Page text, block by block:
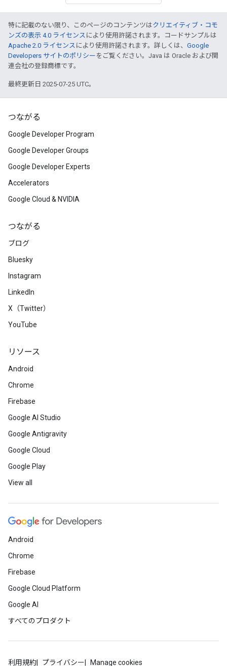
特に記載のない限り、このページのコンテンツはクリエイティブ・コモ
ンズの表示 4.0 ライセンス により使用許諾されます。コードサンプルは
Apache 2.0 ライセンス により使用許諾されます。詳しくは、 Google
Developers サイトのポリシー をご覧ください。Java は Oracle および関
連会社の登録商標です。
最終更新日 2025-07-25 UTC。
つながる
Google Developer Program
Google Developer Groups
Google Developer Experts
Accelerators
Google Cloud & NVIDIA
つながる
ブログ
Bluesky
Instagram
LinkedIn
X（Twitter）
YouTube
リソース
Android
Chrome
Firebase
Google AI Studio
Google Antigravity
Google Cloud
Google Play
View all
Android
Chrome
Firebase
Google Cloud Platform
Google AI
すべてのプロダクト
利用規約 プライバシー Manage cookies